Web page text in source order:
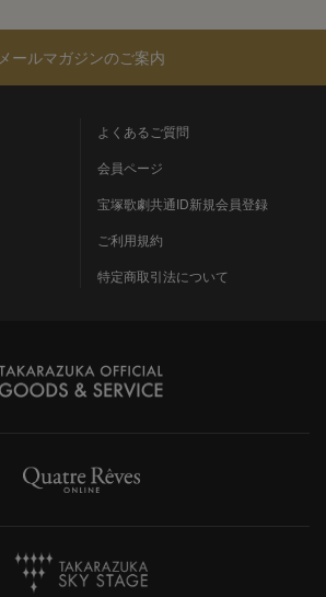
メールマガジンのご案内
よくあるご質問
会員ページ
宝塚歌劇共通ID新規会員登録
ご利用規約
特定商取引法について